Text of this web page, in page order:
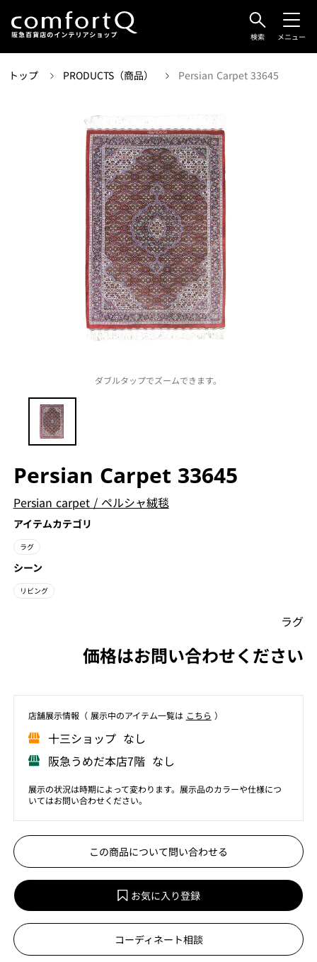
検索 メニュー
トップ PRODUCTS（商品） Persian Carpet 33645
ダブルタップでズームできます。
Persian Carpet 33645
Persian carpet / ペルシャ絨毯
アイテムカテゴリ
ラグ
シーン
リビング
ラグ
価格はお問い合わせください
店舗展⽰情報（ 展⽰中のアイテム⼀覧は こちら ）
⼗三ショップ なし
阪急うめだ本店7階 なし
展示の状況は時期によって変わります。展示品のカラーや仕様につ
いてはお問い合わせください。
この商品について問い合わせる
お気に入り登録
コーディネート相談